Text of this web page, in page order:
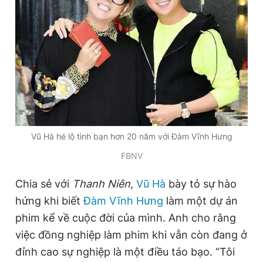
Thông tin tòa soạn Liên hệ quảng cáo
Đọc Thanh Niên trên điện thoại
Hotline
0906 645 777
Liên hệ quảng cáo
0908 780 404
Đặt báo Quảng cáo RSS Tòa soạn Chính sách bảo
Vũ Hà hé lộ tình bạn hơn 20 năm với Đàm Vĩnh Hưng
FBNV
Chia sẻ với Thanh Niên, Vũ Hà bày tỏ sự hào
hứng khi biếtĐàm Vĩnh Hưng làm một dự án
phim kể về cuộc đời của mình. Anh cho rằng
việc đồng nghiệp làm phim khi vẫn còn đang ở
đỉnh cao sự nghiệp là một điều táo bạo. “Tôi